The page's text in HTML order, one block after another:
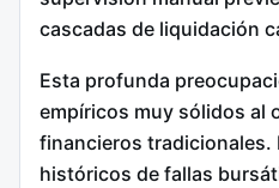
cascadas de liquidación
Esta profunda
empíricos muy sólidos al
financieros tradicionales.
históricos de fallas